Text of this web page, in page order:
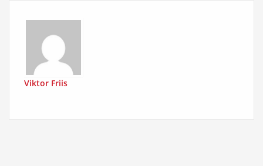
Viktor Friis